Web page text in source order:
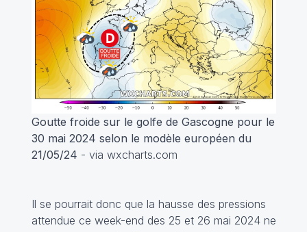
Goutte froide sur le golfe de Gascogne pour le
30 mai 2024 selon le modèle européen du
21/05/24 - via wxcharts.com
Il se pourrait donc que la hausse des pressions
attendue ce week-end des 25 et 26 mai 2024 ne